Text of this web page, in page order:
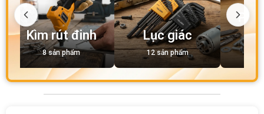
Lục giác
12 sản phẩm
Phụ kiện kết
nối
3 sản phẩm